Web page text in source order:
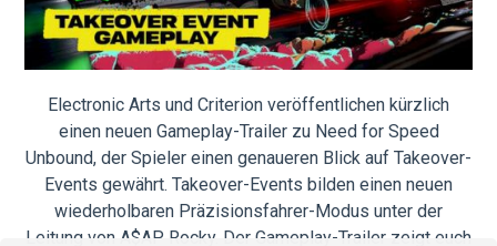
Electronic Arts und Criterion veröffentlichen kürzlich
einen neuen Gameplay-Trailer zu Need for Speed
Unbound, der Spieler einen genaueren Blick auf Takeover-
Events gewährt. Takeover-Events bilden einen neuen
wiederholbaren Präzisionsfahrer-Modus unter der
Leitung von A$AP Rocky. Der Gameplay-Trailer zeigt euch